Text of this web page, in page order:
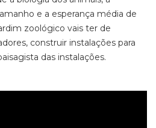
e a esperança média de
zoológico vais ter de
construir instalações para
das instalações.